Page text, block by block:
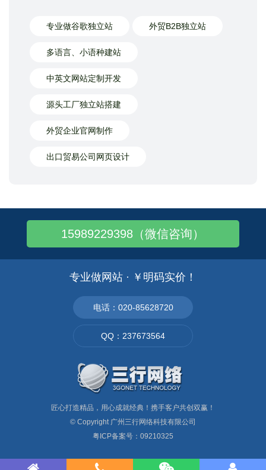
专业做谷歌独立站 外贸B2B独立站
多语言、小语种建站
中英文网站定制开发
源头工厂独立站搭建
外贸企业官网制作
出口贸易公司网页设计
15989229398（微信咨询）
专业做网站 · ￥明码实价！
电话：020-85628720
QQ：237673564
匠心打造精品，用心成就经典！携手客户共创双赢！
© Copyright 广州三行网络科技有限公司
粤ICP备案号：09210325